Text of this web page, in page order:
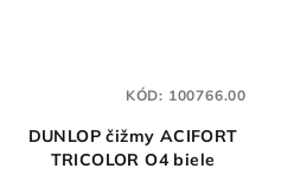
DUNLOP čižmy ACIFORT
TRICOLOR O4 biele
KÓD: 100766.00